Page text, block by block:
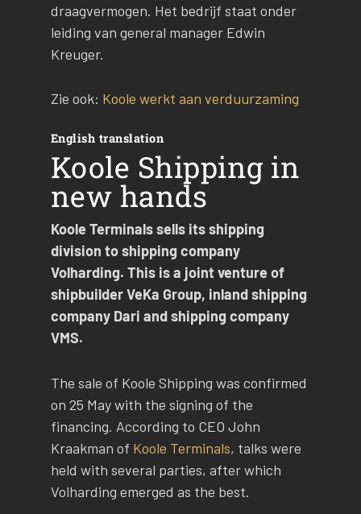
draagvermogen. Het bedrijf staat onder
leiding van general manager Edwin
Kreuger.
Zie ook: Koole werkt aan verduurzaming
English translation
Koole Shipping in
new hands
Koole Terminals sells its shipping
division to shipping company
Volharding. This is a joint venture of
shipbuilder VeKa Group, inland shipping
company Dari and shipping company
VMS.
The sale of Koole Shipping was confirmed
on 25 May with the signing of the
financing. According to CEO John
Kraakman of Koole Terminals, talks were
held with several parties, after which
Volharding emerged as the best.